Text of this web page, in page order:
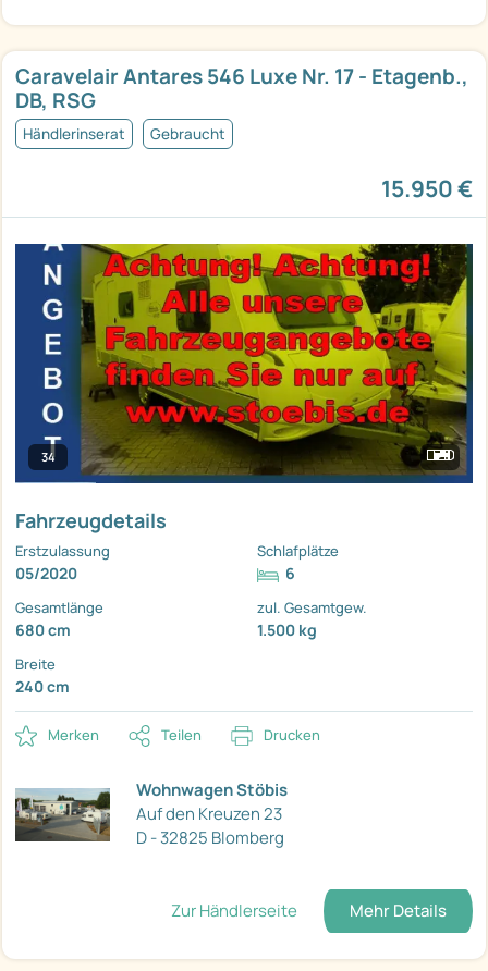
Caravelair Antares 546 Luxe Nr. 17 - Etagenb.,
DB, RSG
Händlerinserat Gebraucht
15.950 €
34
Fahrzeugdetails
Erstzulassung
05/2020
Schlafplätze
6
Gesamtlänge
680 cm
zul. Gesamtgew.
1.500 kg
Breite
240 cm
Merken Teilen Drucken
Wohnwagen Stöbis
Auf den Kreuzen 23
D - 32825 Blomberg
Zur Händlerseite Mehr Details